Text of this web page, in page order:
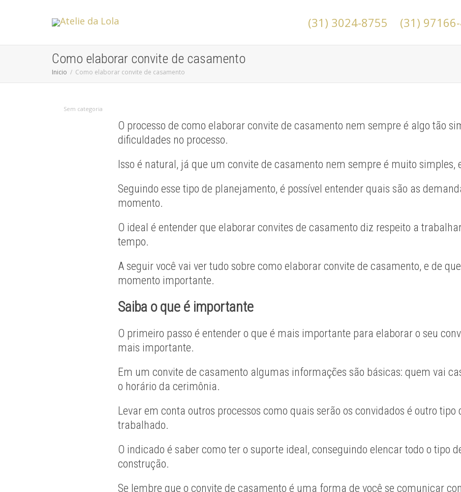
(31) 3024-8755 (31)
Como elaborar convite de casamento
Inicio Como elaborar convite de casamento
Sem categoria
O processo de como elaborar convite de casamento nem sempre é algo tão
dificuldades no processo.
Isso é natural, já que um convite de casamento nem sempre é muito
Seguindo esse tipo de planejamento, é possível entender quais são as
momento.
O ideal é entender que elaborar convites de casamento diz respeito a
tempo.
A seguir você vai ver tudo sobre como elaborar convite de casamento, e de
momento importante.
Saiba o que é importante
O primeiro passo é entender o que é mais importante para elaborar o seu
mais importante.
Em um convite de casamento algumas informações são básicas: quem vai
o horário da cerimônia.
Levar em conta outros processos como quais serão os convidados é outro tipo
trabalhado.
O indicado é saber como ter o suporte ideal, conseguindo elencar todo o tipo
construção.
Se lembre que o convite de casamento é uma forma de você se comunicar